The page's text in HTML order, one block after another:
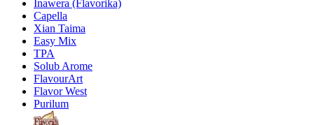
Inawera (Flavorika)
Capella
Xian Taima
Easy Mix
TPA
Solub Arome
FlavourArt
Flavor West
Purilum